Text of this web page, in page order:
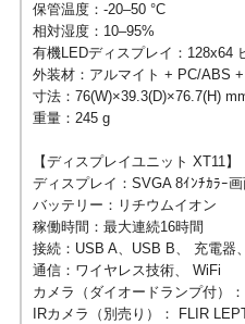
保管温度：-20–50 °C
相対湿度：10–95%
有機LEDディスプレイ：128x64
外装材：アルマイト + PC/ABS
寸法：76(W)×39.3(D)×76.7(H)
重量：245 g
【ディスプレイユニット XT11】
ディスプレイ：SVGA 8ｲﾝﾁｶﾗｰ
バッテリー：リチウムイオン
稼働時間：最大連続16時間
接続：USB A、USB B、 充電器
通信：ワイヤレス技術、 WiFi
カメラ（ダイオードランプ付）
IRカメラ（別売り）： FLIR